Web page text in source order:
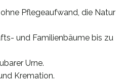
Pflegeaufwand, die Natur
und Familienbäume bis zu
Urne.
Kremation.